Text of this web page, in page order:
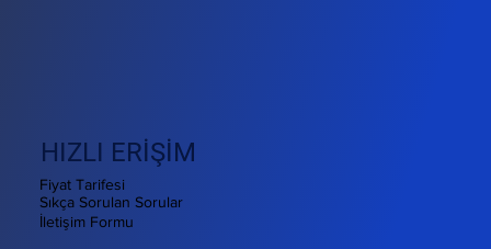
HIZLI ERİŞİM
Fiyat Tarifesi
Sıkça Sorulan Sorular
İletişim Formu